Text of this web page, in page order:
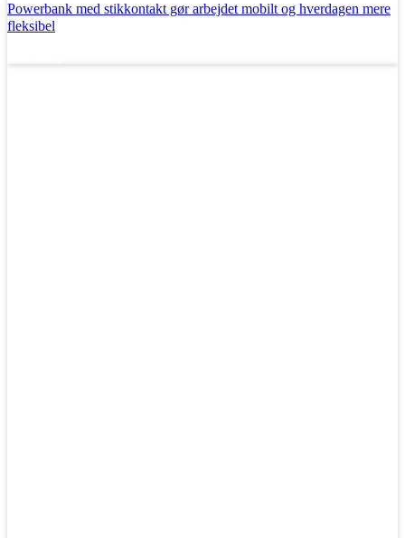
Powerbank med stikkontakt gør arbejdet mobilt og hverdagen mere
fleksibel